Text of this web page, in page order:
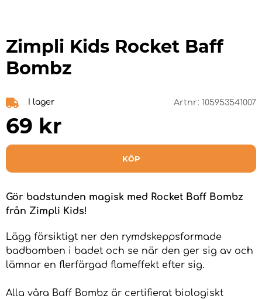
Zimpli Kids Rocket Baff
Bombz
I lager Artnr: 105953541007
69 kr
KÖP
Gör badstunden magisk med Rocket Baff Bombz
från Zimpli Kids!
Lägg försiktigt ner den rymdskeppsformade
badbomben i badet och se när den ger sig av och
lämnar en flerfärgad flameffekt efter sig.
Alla våra Baff Bombz är certifierat biologiskt